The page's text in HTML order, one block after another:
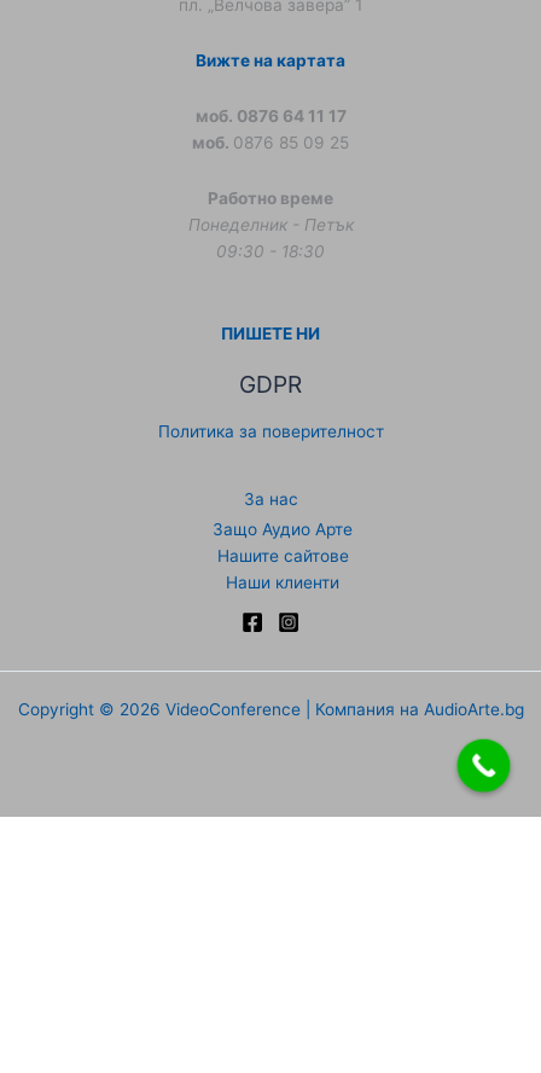
пл. „Велчова завера” 1
Вижте на картата
моб. 0876 64 11 17
моб. 0876 85 09 25
Работно време
Понеделник - Петък
09:30 - 18:30
ПИШЕТЕ НИ
GDPR
Политика за поверителност
За нас
Защо Аудио Арте
Нашите сайтове
Наши клиенти
Copyright © 2026 VideoConference | Компания на AudioArte.bg